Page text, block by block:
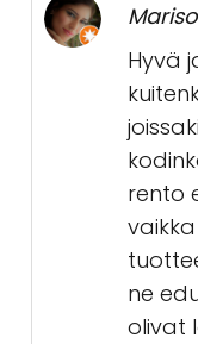
Hyvä
rento
ne
olivat